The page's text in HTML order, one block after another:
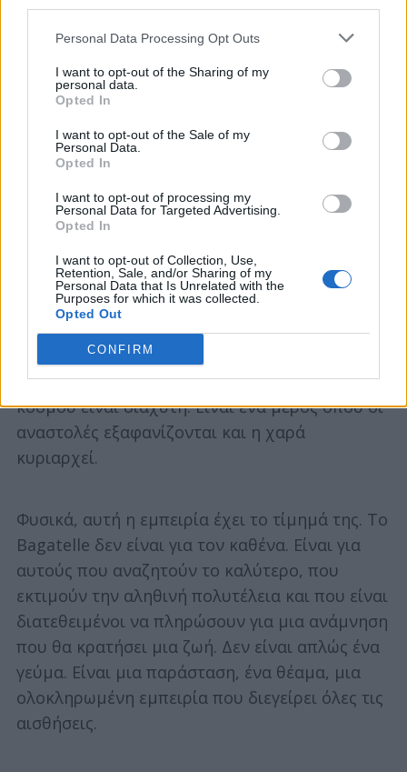
Personal Data Processing Opt Outs
I want to opt-out of the Sharing of my
personal data.
Opted In
I want to opt-out of the Sale of my
Personal Data.
Opted In
I want to opt-out of processing my
Personal Data for Targeted Advertising.
Opted In
I want to opt-out of Collection, Use,
Retention, Sale, and/or Sharing of my
Personal Data that Is Unrelated with the
Purposes for which it was collected.
Opted Out
CONFIRM
Αυτό που πραγματικά ξεχωρίζει το Bagatelle
είναι η ατμόσφαιρα. Είναι μια γιορτή της ζωής,
της φιλίας και της ανεμελιάς. Καθώς το
απόγευμα προχωρά, η ενέργεια ανεβαίνει στα
ύψη. Άνθρωποι χορεύουν πάνω στα τραπέζια
(ναι, πραγματικά), οι σερβιτόροι φέρνουν
μαζικές φιάλες σαμπάνιας με πυροτεχνήματα,
και η αίσθηση ότι βρίσκεστε στο επίκεντρο του
κόσμου είναι διάχυτη. Είναι ένα μέρος όπου οι
αναστολές εξαφανίζονται και η χαρά
κυριαρχεί.
Φυσικά, αυτή η εμπειρία έχει το τίμημά της. Το
Bagatelle δεν είναι για τον καθένα. Είναι για
αυτούς που αναζητούν το καλύτερο, που
εκτιμούν την αληθινή πολυτέλεια και που είναι
διατεθειμένοι να πληρώσουν για μια ανάμνηση
που θα κρατήσει μια ζωή. Δεν είναι απλώς ένα
γεύμα. Είναι μια παράσταση, ένα θέαμα, μια
ολοκληρωμένη εμπειρία που διεγείρει όλες τις
αισθήσεις.